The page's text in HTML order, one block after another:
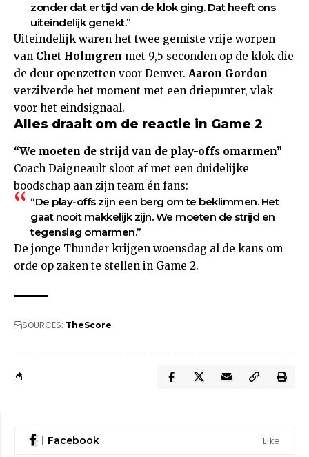
zonder dat er tijd van de klok ging. Dat heeft ons
uiteindelijk genekt.”
Uiteindelijk waren het twee gemiste vrije worpen
van Chet Holmgren met 9,5 seconden op de klok die
de deur openzetten voor Denver. Aaron Gordon
verzilverde het moment met een driepunter, vlak
voor het eindsignaal.
Alles draait om de reactie in Game 2
“We moeten de strijd van de play-offs omarmen”
Coach Daigneault sloot af met een duidelijke
boodschap aan zijn team én fans:
“De play-offs zijn een berg om te beklimmen. Het
gaat nooit makkelijk zijn. We moeten de strijd en
tegenslag omarmen.”
De jonge Thunder krijgen woensdag al de kans om
orde op zaken te stellen in Game 2.
SOURCES: TheScore
Facebook Like